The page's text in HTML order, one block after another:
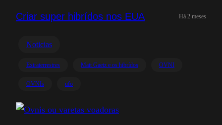
Criar super hibrídos nos EUA Há 2 meses
Noticias
Extraterrestres Matt Gaetz e os hibrídos OVNI
OVNIs ufo